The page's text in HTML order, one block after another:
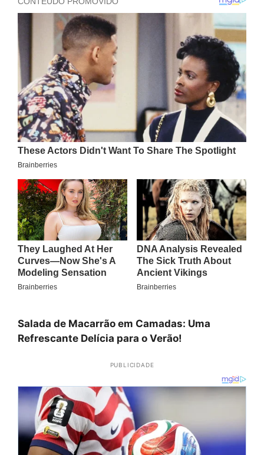
Salada de Macarrão em Camadas: Uma
Refrescante Delícia para o Verão!
PUBLICIDADE